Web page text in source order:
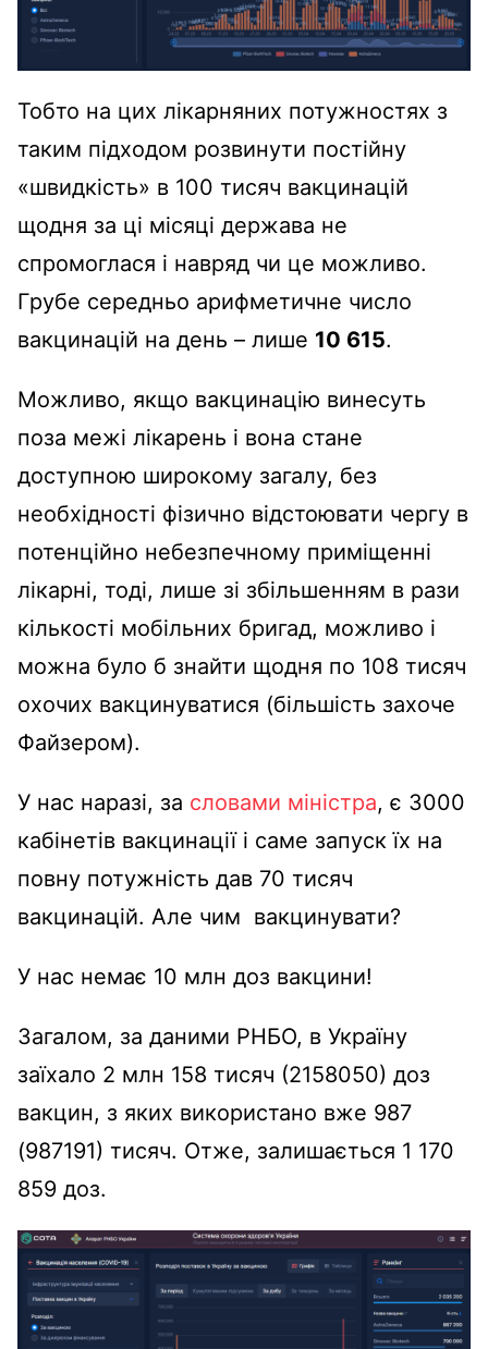
Тобто на цих лікарняних потужностях з
таким підходом розвинути постійну
«швидкість» в 100 тисяч вакцинацій
щодня за ці місяці держава не
спромоглася і навряд чи це можливо.
Грубе середньо арифметичне число
вакцинацій на день – лише 10 615.
Можливо, якщо вакцинацію винесуть
поза межі лікарень і вона стане
доступною широкому загалу, без
необхідності фізично відстоювати чергу в
потенційно небезпечному приміщенні
лікарні, тоді, лише зі збільшенням в рази
кількості мобільних бригад, можливо і
можна було б знайти щодня по 108 тисяч
охочих вакцинуватися (більшість захоче
Файзером).
У нас наразі, за словами міністра, є 3000
кабінетів вакцинації і саме запуск їх на
повну потужність дав 70 тисяч
вакцинацій. Але чим вакцинувати?
У нас немає 10 млн доз вакцини!
Загалом, за даними РНБО, в Україну
заїхало 2 млн 158 тисяч (2158050) доз
вакцин, з яких використано вже 987
(987191) тисяч. Отже, залишається 1 170
859 доз.